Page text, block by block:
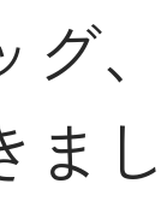
グ
ま